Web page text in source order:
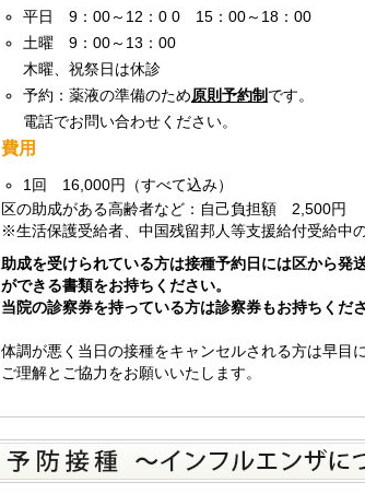
平日 9：00～12：0 0 15：00～18：00
土曜 9：00～13：00
木曜、祝祭日は休診
予約：薬液の準備のため原則予約制 です。
電話でお問い合わせください。
費用
1回 16,000円（すべて込み）
区の助成がある高齢者など：自己負担額 2,500円
※生活保護受給者、中国残留邦人等支援給付受給中
助成を受けられている方は接種予約日には区から
ができる書類をお持ちください。
当院の診察券を持っている方は診察券もお持ちくださ
体調が悪く当日の接種をキャンセルされる方は早目
ご理解とご協力をお願いいたします。